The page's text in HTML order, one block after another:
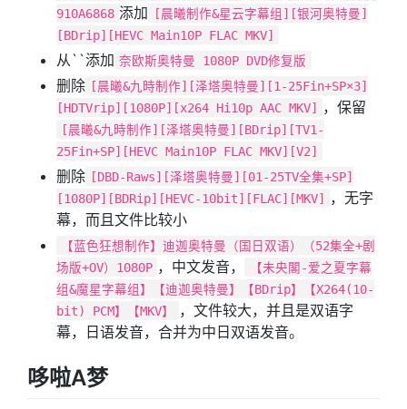
910A6868 添加
[晨曦制作&星云字幕组][银河奥特曼]
[BDrip][HEVC Main10P FLAC MKV]
从``添加 奈欧斯奥特曼 1080P DVD修复版
删除 [晨曦&九時制作][泽塔奥特曼][1-25Fin+SP×3]
[HDTVrip][1080P][x264 Hi10p AAC MKV] ，保留
[晨曦&九時制作][泽塔奥特曼][BDrip][TV1-
25Fin+SP][HEVC Main10P FLAC MKV][V2]
删除 [DBD-Raws][泽塔奥特曼][01-25TV全集+SP]
[1080P][BDRip][HEVC-10bit][FLAC][MKV] ，无字
幕，而且文件比较小
【蓝色狂想制作】迪迦奥特曼（国日双语）（52集全+剧
场版+OV）1080P ，中文发音，
【未央閣-爱之夏字幕
组&魔星字幕组】【迪迦奥特曼】【BDrip】【X264(10-
bit) PCM】【MKV】
，文件较大，并且是双语字
幕，日语发音，合并为中日双语发音。
哆啦A梦